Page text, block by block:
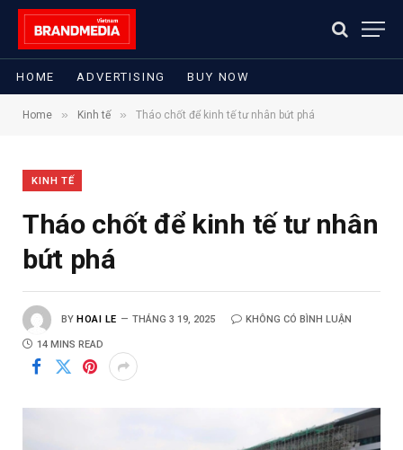
HOME ADVERTISING BUY NOW
Home » Kinh tế » Tháo chốt để kinh tế tư nhân bứt phá
KINH TẾ
Tháo chốt để kinh tế tư nhân
bứt phá
BY HOAI LE THÁNG 3 19, 2025 KHÔNG CÓ BÌNH LUẬN
14 MINS READ